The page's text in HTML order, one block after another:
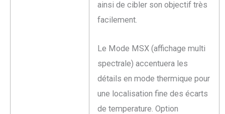
ainsi de cibler son objectif très
facilement.
Le Mode MSX (affichage multi
spectrale) accentuera les
détails en mode thermique pour
une localisation fine des écarts
de temperature. Option